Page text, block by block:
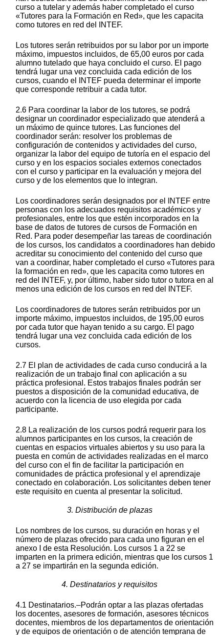
curso a tutelar y además haber completado el curso
«Tutores para la Formación en Red», que les capacita
como tutores en red del INTEF.
Los tutores serán retribuidos por su labor por un importe
máximo, impuestos incluidos, de 65,00 euros por cada
alumno tutelado que haya concluido el curso. El pago
tendrá lugar una vez concluida cada edición de los
cursos, cuando el INTEF pueda determinar el importe
que corresponde retribuir a cada tutor.
2.6 Para coordinar la labor de los tutores, se podrá
designar un coordinador especializado que atenderá a
un máximo de quince tutores. Las funciones del
coordinador serán: resolver los problemas de
configuración de contenidos y actividades del curso,
organizar la labor del equipo de tutoría en el espacio del
curso y en los espacios sociales externos conectados
con el curso y participar en la evaluación y mejora del
curso y de los elementos que lo integran.
Los coordinadores serán designados por el INTEF entre
personas con los adecuados requisitos académicos y
profesionales, entre los que estén incorporados en la
base de datos de tutores de cursos de Formación en
Red. Para poder desempeñar las tareas de coordinación
de los cursos, los candidatos a coordinadores han debido
acreditar su conocimiento del contenido del curso que
van a coordinar, haber completado el curso «Tutores para
la formación en red», que les capacita como tutores en
red del INTEF, y, por último, haber sido tutor o tutora en al
menos una edición de los cursos en red del INTEF.
Los coordinadores de tutores serán retribuidos por un
importe máximo, impuestos incluidos, de 195,00 euros
por cada tutor que hayan tenido a su cargo. El pago
tendrá lugar una vez concluida cada edición de los
cursos.
2.7 El plan de actividades de cada curso conducirá a la
realización de un trabajo final con aplicación a su
práctica profesional. Estos trabajos finales podrán ser
puestos a disposición de la comunidad educativa, de
acuerdo con la licencia de uso elegida por cada
participante.
2.8 La realización de los cursos podrá requerir para los
alumnos participantes en los cursos, la creación de
cuentas en espacios virtuales abiertos y su uso para la
puesta en común de actividades realizadas en el marco
del curso con el fin de facilitar la participación en
comunidades de práctica profesional y el aprendizaje
conectado en colaboración. Los solicitantes deben tener
este requisito en cuenta al presentar la solicitud.
3. Distribución de plazas
Los nombres de los cursos, su duración en horas y el
número de plazas ofrecido para cada uno figuran en el
anexo I de esta Resolución. Los cursos 1 a 22 se
imparten en la primera edición, mientras que los cursos 1
a 27 se impartirán en la segunda edición.
4. Destinatarios y requisitos
4.1 Destinatarios.–Podrán optar a las plazas ofertadas
los docentes, asesores de formación, asesores técnicos
docentes, miembros de los departamentos de orientación
y de equipos de orientación o de atención temprana de